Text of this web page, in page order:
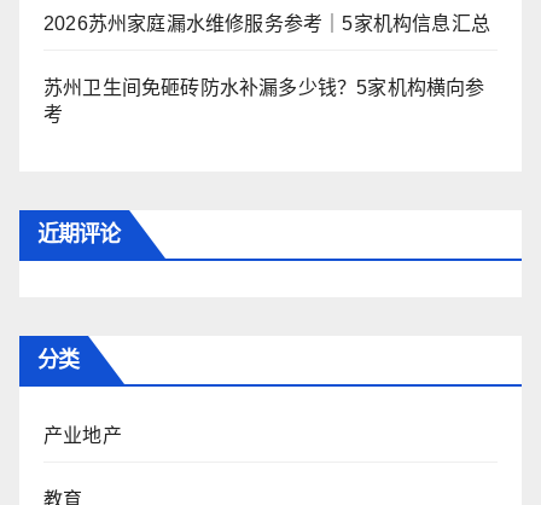
2026苏州家庭漏水维修服务参考｜5家机构信息汇总
苏州卫生间免砸砖防水补漏多少钱？5家机构横向参
考
近期评论
分类
产业地产
教育